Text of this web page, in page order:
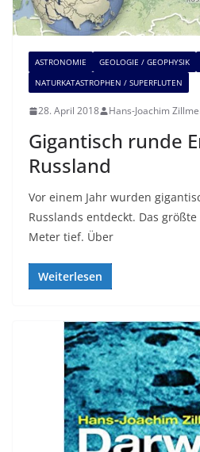
ASTRONOMIE GEOLOGIE / GEOPHYSIK
NATURKATASTROPHEN / SUPERFLUTEN
28. April 2018 Hans-Joachim
Gigantisch runde
Russland
Vor einem Jahr wurden
Russlands entdeckt. Das
Meter tief. Über
Weiterlesen